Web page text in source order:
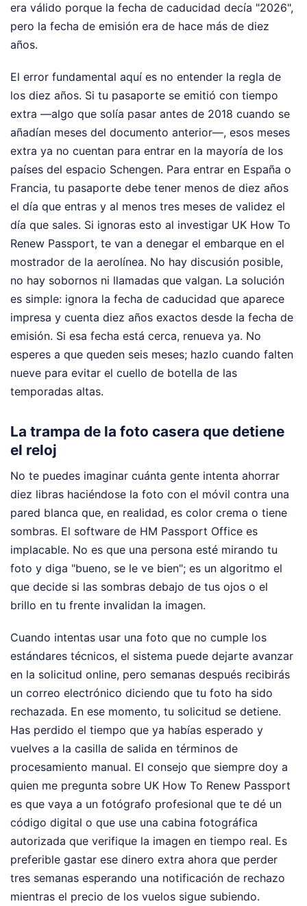
era válido porque la fecha de caducidad decía "2026",
pero la fecha de emisión era de hace más de diez
años.
El error fundamental aquí es no entender la regla de
los diez años. Si tu pasaporte se emitió con tiempo
extra —algo que solía pasar antes de 2018 cuando se
añadían meses del documento anterior—, esos meses
extra ya no cuentan para entrar en la mayoría de los
países del espacio Schengen. Para entrar en España o
Francia, tu pasaporte debe tener menos de diez años
el día que entras y al menos tres meses de validez el
día que sales. Si ignoras esto al investigar UK How To
Renew Passport, te van a denegar el embarque en el
mostrador de la aerolínea. No hay discusión posible,
no hay sobornos ni llamadas que valgan. La solución
es simple: ignora la fecha de caducidad que aparece
impresa y cuenta diez años exactos desde la fecha de
emisión. Si esa fecha está cerca, renueva ya. No
esperes a que queden seis meses; hazlo cuando falten
nueve para evitar el cuello de botella de las
temporadas altas.
La trampa de la foto casera que detiene
el reloj
No te puedes imaginar cuánta gente intenta ahorrar
diez libras haciéndose la foto con el móvil contra una
pared blanca que, en realidad, es color crema o tiene
sombras. El software de HM Passport Office es
implacable. No es que una persona esté mirando tu
foto y diga "bueno, se le ve bien"; es un algoritmo el
que decide si las sombras debajo de tus ojos o el
brillo en tu frente invalidan la imagen.
Cuando intentas usar una foto que no cumple los
estándares técnicos, el sistema puede dejarte avanzar
en la solicitud online, pero semanas después recibirás
un correo electrónico diciendo que tu foto ha sido
rechazada. En ese momento, tu solicitud se detiene.
Has perdido el tiempo que ya habías esperado y
vuelves a la casilla de salida en términos de
procesamiento manual. El consejo que siempre doy a
quien me pregunta sobre UK How To Renew Passport
es que vaya a un fotógrafo profesional que te dé un
código digital o que use una cabina fotográfica
autorizada que verifique la imagen en tiempo real. Es
preferible gastar ese dinero extra ahora que perder
tres semanas esperando una notificación de rechazo
mientras el precio de los vuelos sigue subiendo.